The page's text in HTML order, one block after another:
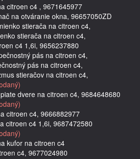
citroen c4 , 9671645977
na otváranie okna, 96657050ZD
stierača na citroen c4,
stierača na citroen c4,
c4 1,6i, 9656237880
pás na citroen c4,
pás na citroen c4,
stieračov na citroen c4,
dvere na citroen c4, 9684648680
citroen c4, 9666882977
citroen c4 1,6i, 9687472580
kufor na citroen c4
c4, 9677024980